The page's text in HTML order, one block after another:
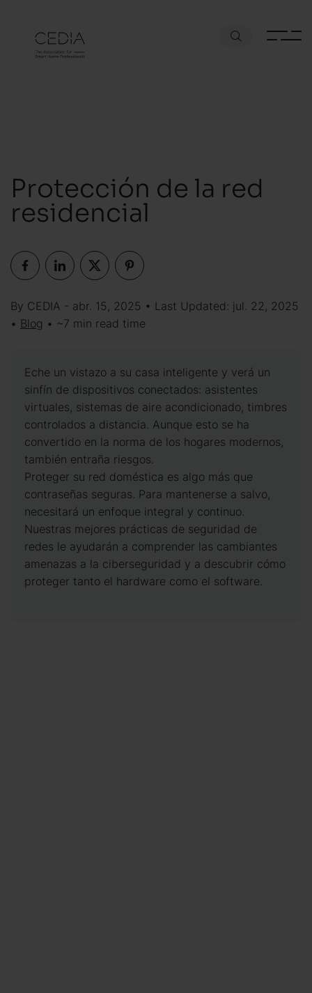
Protección de la red
residencial
By CEDIA - abr. 15, 2025 • Last Updated: jul. 22, 2025
• Blog • ~7 min read time
Eche un vistazo a su casa inteligente y verá un
sinfín de dispositivos conectados: asistentes
virtuales, sistemas de aire acondicionado, timbres
controlados a distancia. Aunque esto se ha
convertido en la norma de los hogares modernos,
también entraña riesgos.
Proteger su red doméstica es algo más que
contraseñas seguras. Para mantenerse a salvo,
necesitará un enfoque integral y continuo.
Nuestras mejores prácticas de seguridad de
redes le ayudarán a comprender las cambiantes
amenazas a la ciberseguridad y a descubrir cómo
proteger tanto el hardware como el software.